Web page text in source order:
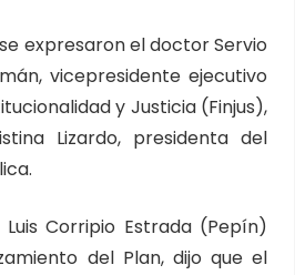
expresaron el doctor Servio
vicepresidente ejecutivo
y Justicia (Finjus),
Lizardo, presidenta del
Corripio Estrada (Pepín)
del Plan, dijo que el